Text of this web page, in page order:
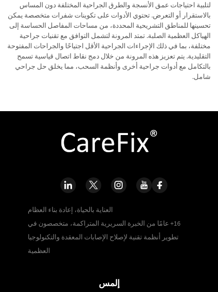
لتلبية احتياجات عمق الأنسجة والطرق الجراحية المختلفة دون المساس
بالاستقرار أو التعرض. تحتوي الأدوات على تكوينات شفرات متخصصة يمكن
تحسينها للمناطق التشريحية المحددة، من مساحات المفاصل الحساسة إلى
الهياكل العظمية الصلبة. تمتد المرونة لتشمل التوافق مع تقنيات جراحية
مختلفة، بما في ذلك الإجراءات الجراحية الأقل اجتياحًا والجراحات المفتوحة
التقليدية. يتم تعزيز هذه المرونة من خلال دمج نقاط اتصال قياسية تسمح
بالتكامل مع أدوات جراحية أخرى وأنظمة السحب، مما يخلق حل جراحي
شامل.
العناية بالحياة، إعادة بناء العظام
16+ عامًا من الخبرة السريرية المتراكمة، متخصصون في
تطوير أنظمة تقنية لإصلاح الإصابات المعقدة والتكنولوجيا
العظمية
إلمس